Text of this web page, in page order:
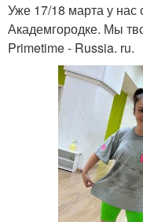
Уже 17/18 марта у нас
Академгородке. Мы
Primetime - Russia. ru.